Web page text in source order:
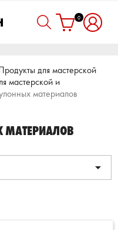
0
Продукты для мастерской
мастерской и
материалов
МАТЕРИАЛОВ
